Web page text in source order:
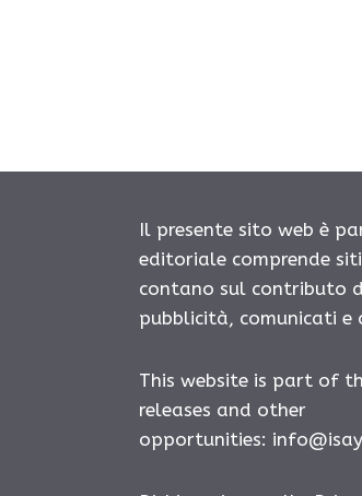
Il presente sito web è
editoriale comprende
contano sul contributo
pubblicità, comunicati e
This website is part of
releases and other
opportunities: